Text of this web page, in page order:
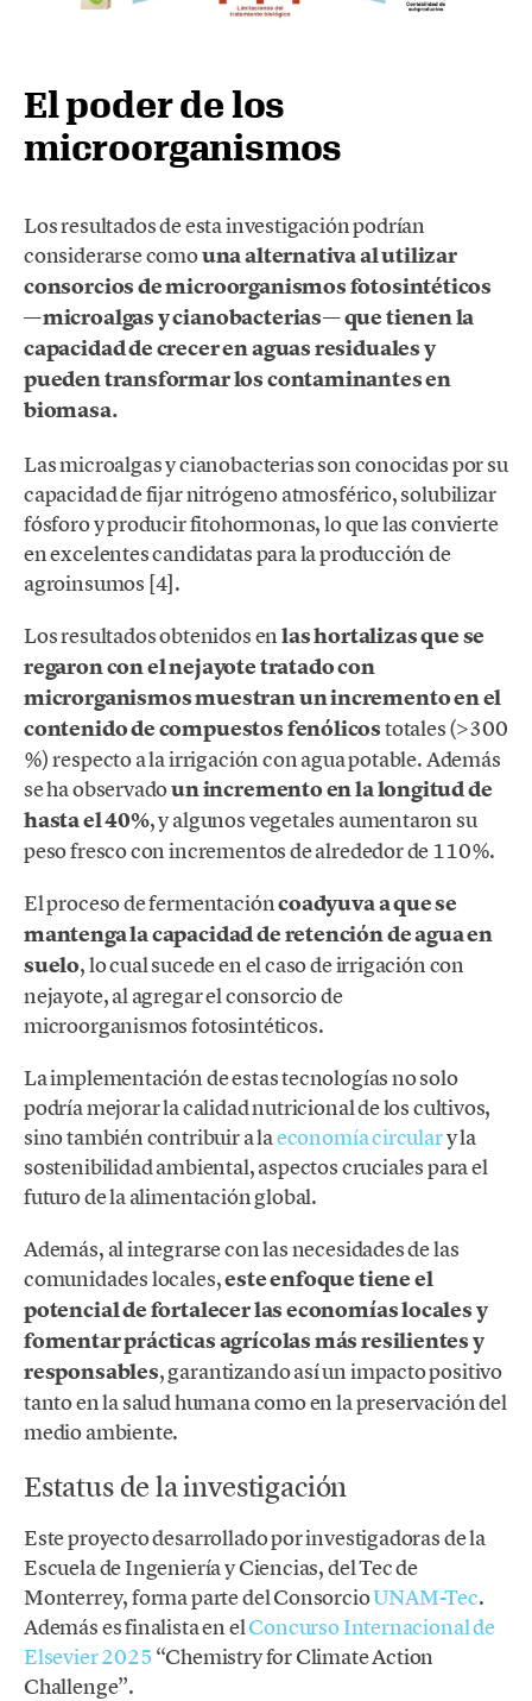
El poder de los
microorganismos
Los resultados de esta investigación podrían
considerarse comouna alternativa al utilizar
consorcios de microorganismos fotosintéticos
—microalgas y cianobacterias— que tienen la
capacidad de crecer en aguas residuales y
pueden transformar los contaminantes en
biomasa.
Las microalgas y cianobacterias son conocidas por su
capacidad de fijar nitrógeno atmosférico, solubilizar
fósforo y producir fitohormonas, lo que las convierte
en excelentes candidatas para la producción de
agroinsumos [4].
Los resultados obtenidos enlas hortalizas que se
regaron con el nejayote tratado con
microrganismos muestran un incremento en el
contenido de compuestos fenólicostotales (>300
%) respecto a la irrigación con agua potable. Además
se ha observadoun incremento en la longitud de
hasta el 40%, y algunos vegetales aumentaron su
peso fresco con incrementos de alrededor de 110%.
El proceso de fermentacióncoadyuva a que se
mantenga la capacidad de retención de agua en
suelo, lo cual sucede en el caso de irrigación con
nejayote, al agregar el consorcio de
microorganismos fotosintéticos.
La implementación de estas tecnologías no solo
podría mejorar la calidad nutricional de los cultivos,
sino también contribuir a laeconomía circulary la
sostenibilidad ambiental, aspectos cruciales para el
futuro de la alimentación global.
Además, al integrarse con las necesidades de las
comunidades locales,este enfoque tiene el
potencial de fortalecer las economías locales y
fomentar prácticas agrícolas más resilientes y
responsables, garantizando así un impacto positivo
tanto en la salud humana como en la preservación del
medio ambiente.
Estatus de la investigación
Este proyecto desarrollado por investigadoras de la
Escuela de Ingeniería y Ciencias, del Tec de
Monterrey, forma parte del ConsorcioUNAM-Tec.
Además es finalista en elConcurso Internacional de
Elsevier 2025 “Chemistry for Climate Action
Challenge”.